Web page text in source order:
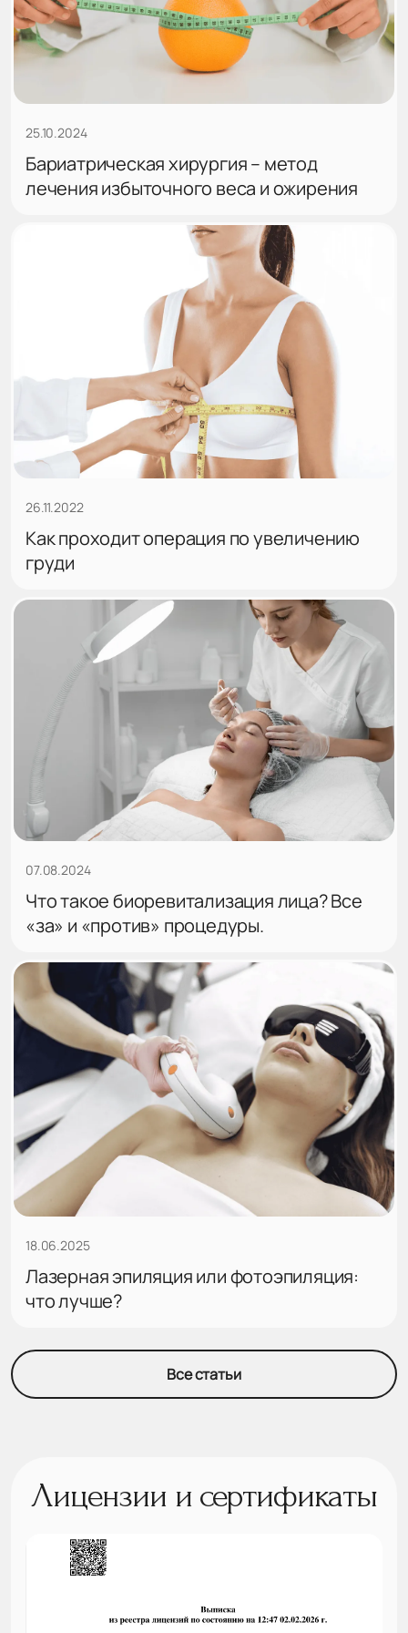
25.10.2024
Бариатрическая хирургия – метод
лечения избыточного веса и ожирения
26.11.2022
Как проходит операция по увеличению
груди
07.08.2024
Что такое биоревитализация лица? Все
«за» и «против» процедуры.
18.06.2025
Лазерная эпиляция или фотоэпиляция:
что лучше?
Все статьи
Лицензии и сертификаты